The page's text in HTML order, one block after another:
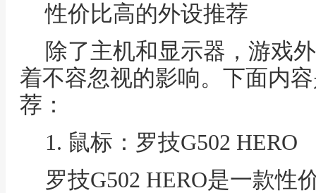
性价比高的外设推荐
除了主机和显示器，游戏
着不容忽视的影响。下面内
荐：
1. 鼠标：罗技G502 HERO
罗技G502 HERO是一款性